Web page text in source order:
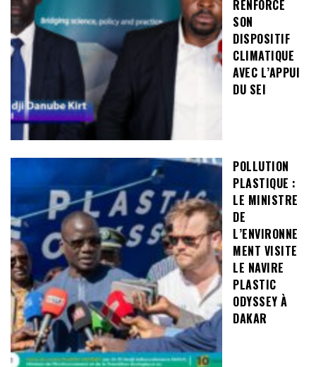
RENFORCE
SON
DISPOSITIF
CLIMATIQUE
AVEC L’APPUI
DU SEI
POLLUTION
PLASTIQUE :
LE MINISTRE
DE
L’ENVIRONNE
MENT VISITE
LE NAVIRE
PLASTIC
ODYSSEY À
DAKAR